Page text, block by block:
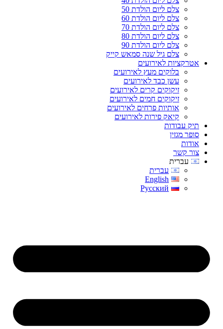
צלם ליום הולדת 50
צלם ליום הולדת 60
צלם ליום הולדת 70
צלם ליום הולדת 80
צלם ליום הולדת 90
צלם גיל שנה סמאש קייק
אטרקציות לאירועים
בלוקים מעץ לאירועים
עשן כבד לאירועים
זיקוקים קרים לאירועים
זיקוקים חמים לאירועים
אותיות פרחים לאירועים
קיאק פירות לאירועים
תיק עבודות
סופר מגזין
אודות
צור קשר
עברית
עברית
English
Русский